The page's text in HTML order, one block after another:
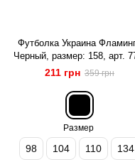
Футболка Украина
Черный, размер: 158, арт.
416
211 грн 359 грн
Размер
98 104 110 134